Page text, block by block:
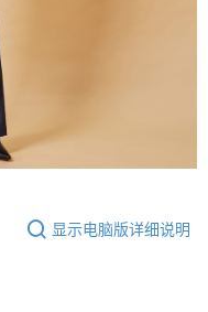
显示电脑版详细说明